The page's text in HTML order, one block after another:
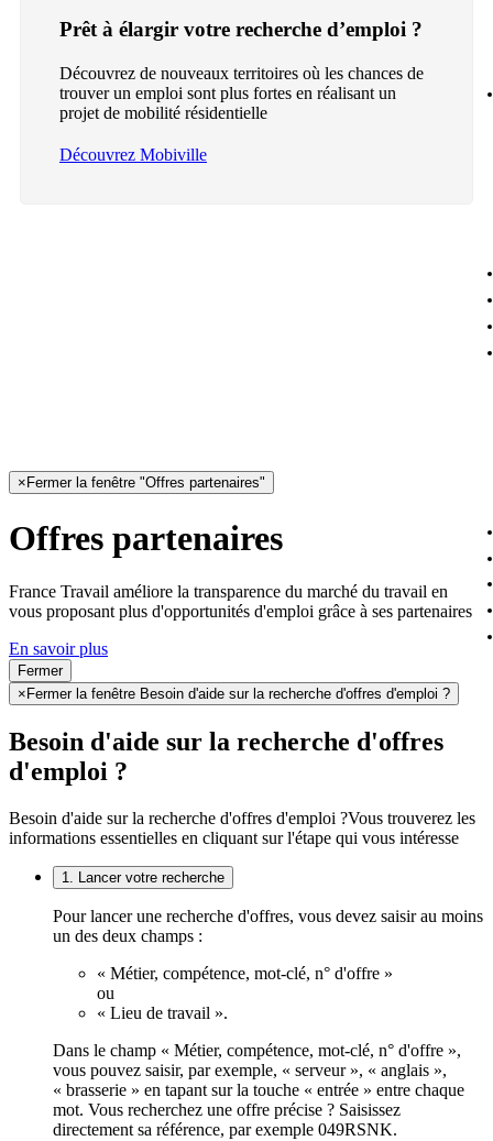
Prêt à élargir votre recherche d’emploi ?
Découvrez de nouveaux territoires où les chances de
trouver un emploi sont plus fortes en réalisant un
projet de mobilité résidentielle
Découvrez Mobiville
× Fermer la fenêtre "Offres partenaires"
Offres partenaires
France Travail améliore la transparence du marché du travail en
vous proposant plus d'opportunités d'emploi grâce à ses partenaires
En savoir plus
Fermer
× Fermer la fenêtre Besoin d'aide sur la recherche d'offres d'emploi ?
Besoin d'aide sur la recherche d'offres
d'emploi ?
Besoin d'aide sur la recherche d'offres d'emploi ?Vous trouverez les
informations essentielles en cliquant sur l'étape qui vous intéresse
1. Lancer votre recherche
Pour lancer une recherche d'offres, vous devez saisir au moins
un des deux champs :
« Métier, compétence, mot-clé, n° d'offre »
ou
« Lieu de travail ».
Dans le champ « Métier, compétence, mot-clé, n° d'offre »,
vous pouvez saisir, par exemple, « serveur », « anglais »,
« brasserie » en tapant sur la touche « entrée » entre chaque
mot. Vous recherchez une offre précise ? Saisissez
directement sa référence, par exemple 049RSNK.